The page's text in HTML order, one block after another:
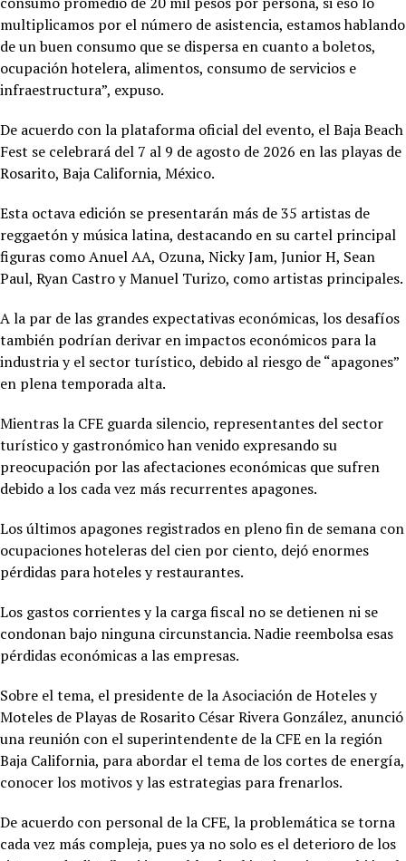
multiplicamos por el número de asistencia, estamos hablando
de un buen consumo que se dispersa en cuanto a boletos,
ocupación hotelera, alimentos, consumo de servicios e
infraestructura”, expuso.
De acuerdo con la plataforma oficial del evento, el Baja Beach
Fest se celebrará del 7 al 9 de agosto de 2026 en las playas de
Rosarito, Baja California, México.
Esta octava edición se presentarán más de 35 artistas de
reggaetón y música latina, destacando en su cartel principal
figuras como Anuel AA, Ozuna, Nicky Jam, Junior H, Sean
Paul, Ryan Castro y Manuel Turizo, como artistas principales.
A la par de las grandes expectativas económicas, los desafíos
también podrían derivar en impactos económicos para la
industria y el sector turístico, debido al riesgo de “apagones”
en plena temporada alta.
Mientras la CFE guarda silencio, representantes del sector
turístico y gastronómico han venido expresando su
preocupación por las afectaciones económicas que sufren
debido a los cada vez más recurrentes apagones.
Los últimos apagones registrados en pleno fin de semana con
ocupaciones hoteleras del cien por ciento, dejó enormes
pérdidas para hoteles y restaurantes.
Los gastos corrientes y la carga fiscal no se detienen ni se
condonan bajo ninguna circunstancia. Nadie reembolsa esas
pérdidas económicas a las empresas.
Sobre el tema, el presidente de la Asociación de Hoteles y
Moteles de Playas de Rosarito César Rivera González, anunció
una reunión con el superintendente de la CFE en la región
Baja California, para abordar el tema de los cortes de energía,
conocer los motivos y las estrategias para frenarlos.
De acuerdo con personal de la CFE, la problemática se torna
cada vez más compleja, pues ya no solo es el deterioro de los